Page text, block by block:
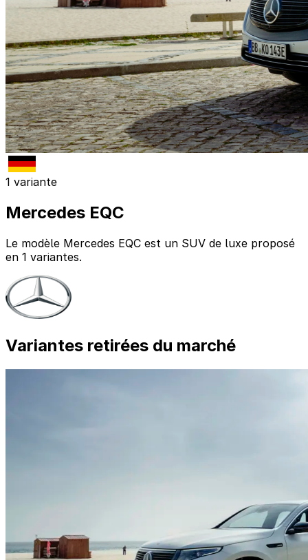
1 variante
Mercedes EQC
Le modèle Mercedes EQC est un SUV de luxe proposé
en 1 variantes.
Variantes retirées du marché